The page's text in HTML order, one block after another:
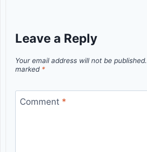
Leave a Reply
Your email address will not be published.
marked *
Comment *